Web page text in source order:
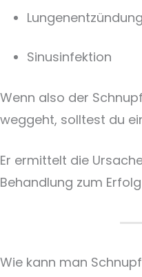
Lungenentzündung
Sinusinfektion
Wenn also der
weggeht, solltest du
Er ermittelt die
Behandlung zum
Wie kann man